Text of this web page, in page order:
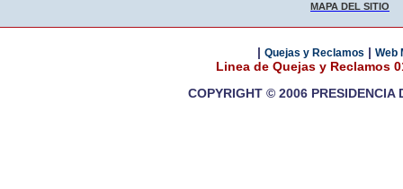
MAPA DEL SITIO
| Quejas y Reclamos | Web
Linea de Quejas y Reclamos
COPYRIGHT © 2006 PRESIDENCIA